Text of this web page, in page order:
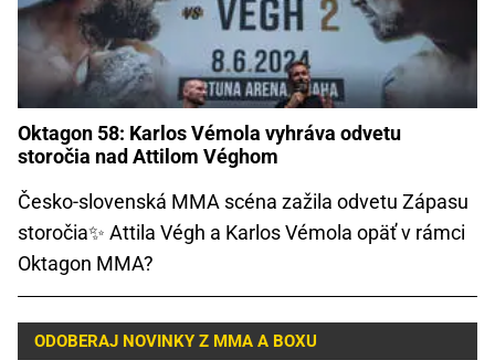
Oktagon 58: Karlos Vémola vyhráva odvetu
storočia nad Attilom Véghom
Česko-slovenská MMA scéna zažila odvetu Zápasu
storočia✨ Attila Végh a Karlos Vémola opäť v rámci
Oktagon MMA?
ODOBERAJ NOVINKY Z MMA A BOXU